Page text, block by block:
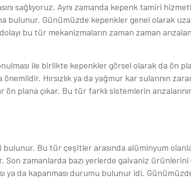
sağlıyoruz. Aynı zamanda kepenk tamiri
bulunur. Günümüzde kepenkler genel olarak
bu tür mekanizmaların zaman zaman
ile birlikte kepenkler görsel olarak da ön
Hırsızlık ya da yağmur kar sularının
plana çıkar. Bu tür farklı sistemlerin
Bu tür çeşitler arasında alüminyum
Son zamanlarda bazı yerlerde galvaniz
ya da kapanması durumu bulunur idi.